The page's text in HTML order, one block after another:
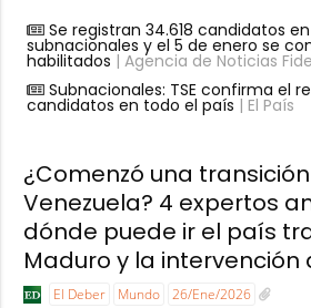
Se registran 34.618 candidatos
subnacionales y el 5 de enero se
habilitados | Agencia de Noticias
Subnacionales: TSE confirma el
candidatos en todo el país | El País
¿Comenzó una
Venezuela? 4 expertos
dónde puede ir el país
Maduro y la intervención
El Deber Mundo 26/Ene/2026